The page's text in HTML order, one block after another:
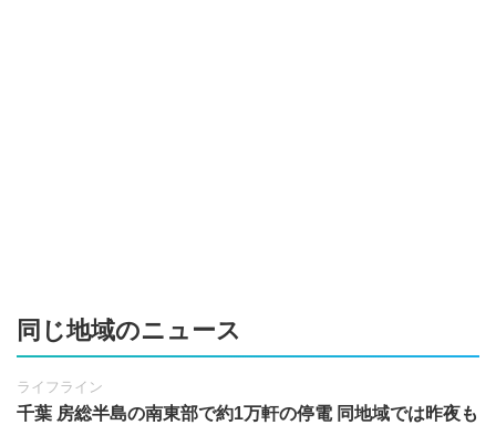
同じ地域のニュース
ライフライン
千葉 房総半島の南東部で約1万軒の停電 同地域では昨夜も